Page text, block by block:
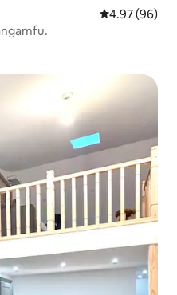
Ukadiriaji wa
4.97 (96)